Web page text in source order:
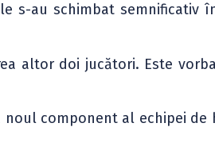
s-au schimbat semnificativ
altor doi jucători. Este
noul component al echipei de